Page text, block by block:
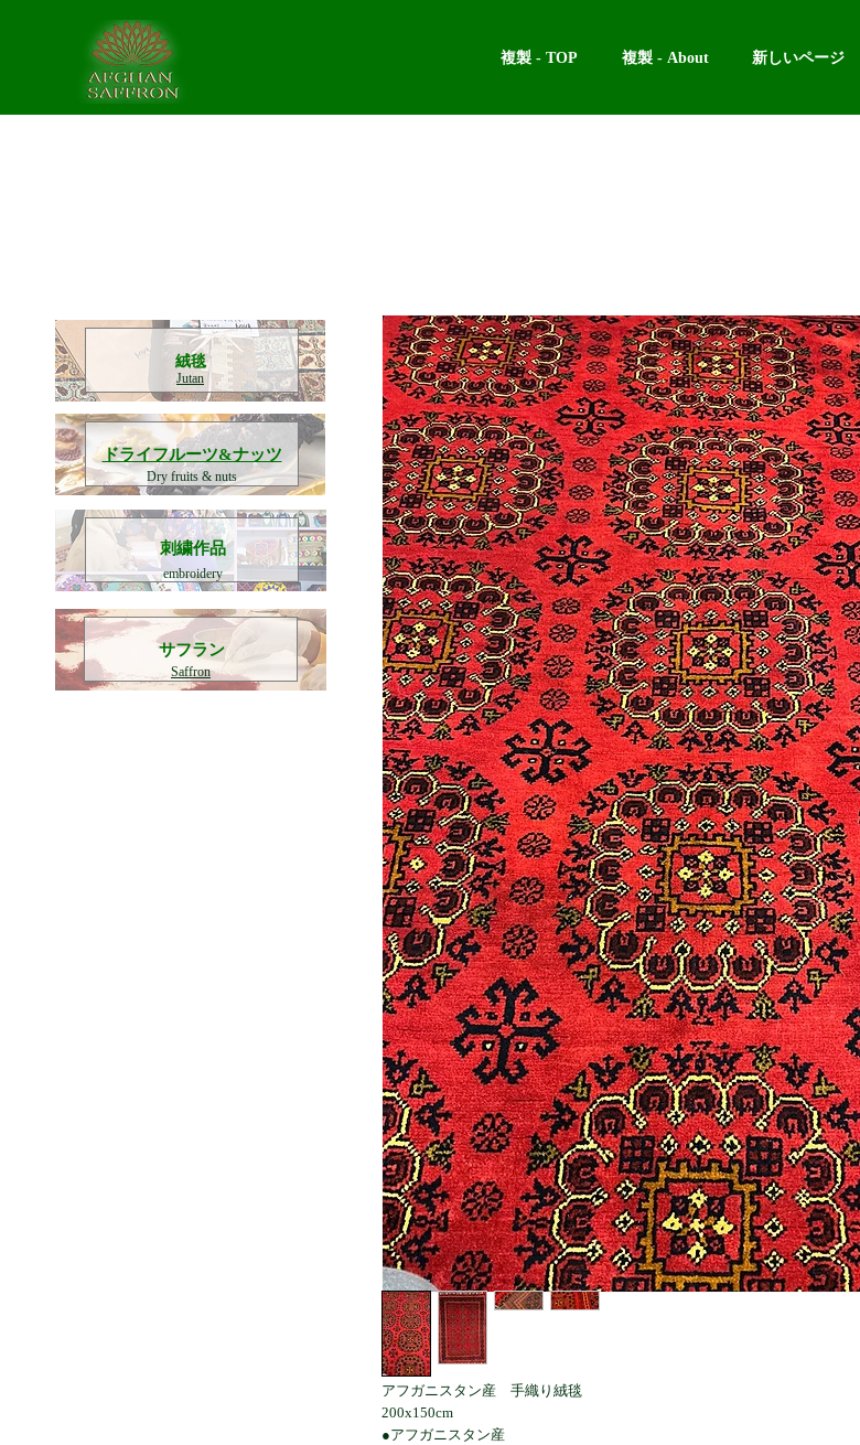
複製 - TOP 複製 - About 新しいページ
​絨毯
Jutan
​ドライフルーツ&ナッツ
Dry fruits & nuts
刺繍作品
embroidery
​サフラン
Saffron
アフガニスタン産 手織り絨毯
200x150cm
●アフガニスタン産